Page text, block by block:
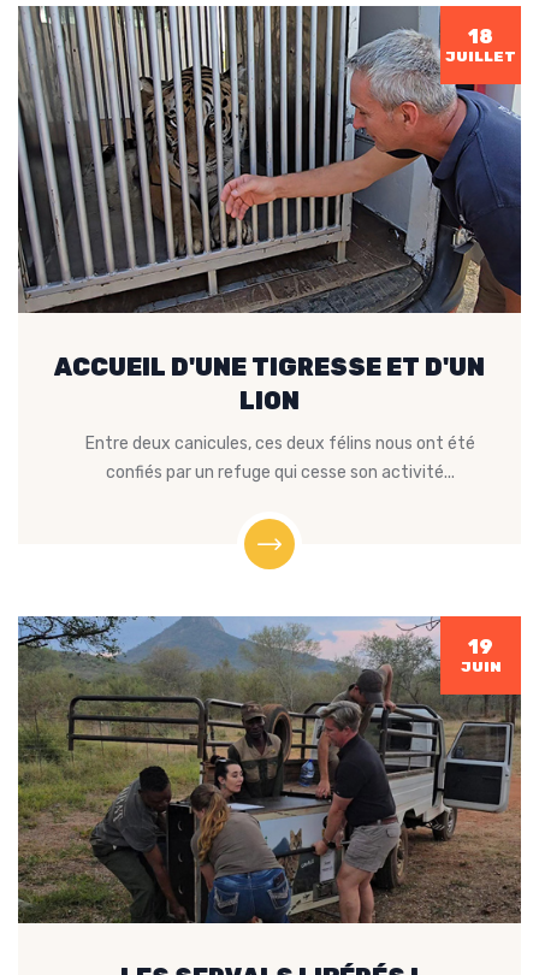
18
JUILLET
ACCUEIL D'UNE TIGRESSE ET D'UN
LION
Entre deux canicules, ces deux félins nous ont été
confiés par un refuge qui cesse son activité...
19
JUIN